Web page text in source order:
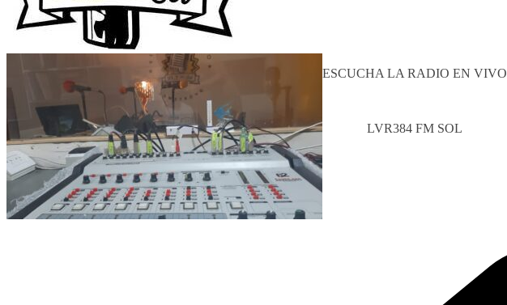
ESCUCHA LA RADIO EN VIVO
LVR384 FM SOL